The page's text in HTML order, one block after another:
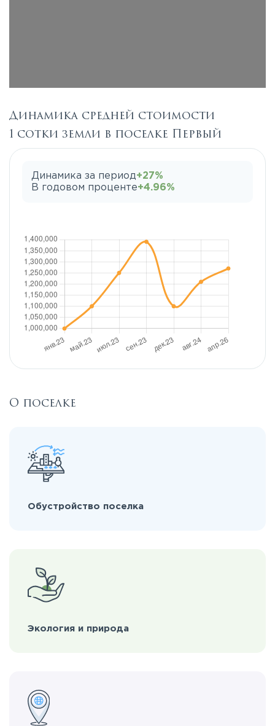
Динамика средней стоимости
1 сотки земли в поселке Первый
Динамика за период+27%
В годовом проценте+4.96%
О поселке
Обустройство поселка
Экология и природа